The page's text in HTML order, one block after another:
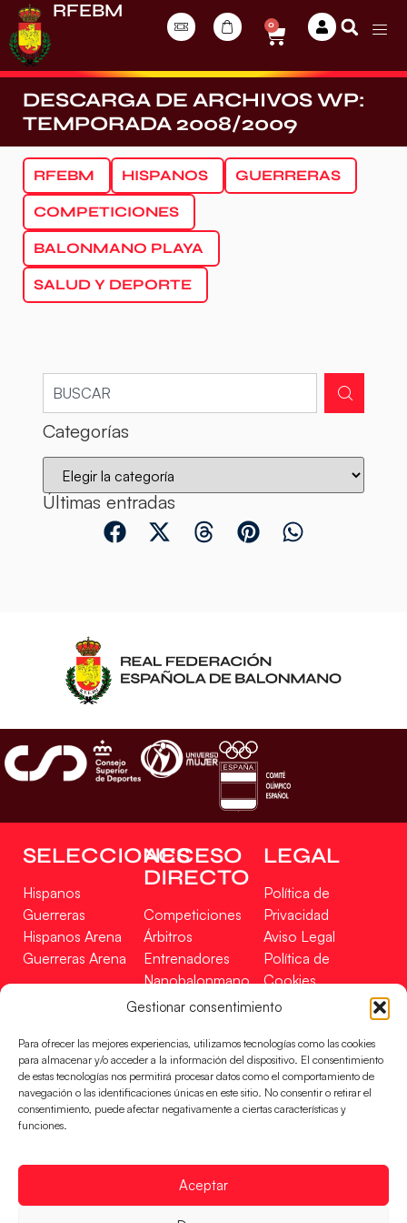
Gestionar consentimiento
Para ofrecer las mejores experiencias, utilizamos tecnologías como las cookies
para almacenar y/o acceder a la información del dispositivo. El consentimiento
de estas tecnologías nos permitirá procesar datos como el comportamiento de
navegación o las identificaciones únicas en este sitio. No consentir o retirar el
consentimiento, puede afectar negativamente a ciertas características y
funciones.
Aceptar
RFEBM
0
DESCARGA DE ARCHIVOS WP:
TEMPORADA 2008/2009
RFEBM HISPANOS GUERRERAS
COMPETICIONES
BALONMANO PLAYA
SALUD Y DEPORTE
Categorías
Últimas entradas
SELECCIONES
Hispanos
Guerreras
Hispanos Arena
Guerreras Arena
ACCESO
DIRECTO
Competiciones
Árbitros
Entrenadores
Nanobalonmano
Tienda
LEGAL
Política de
Privacidad
Aviso Legal
Política de
Cookies
Mapa Web
Incidencias
CONTACTO
EN
FINANCIADO